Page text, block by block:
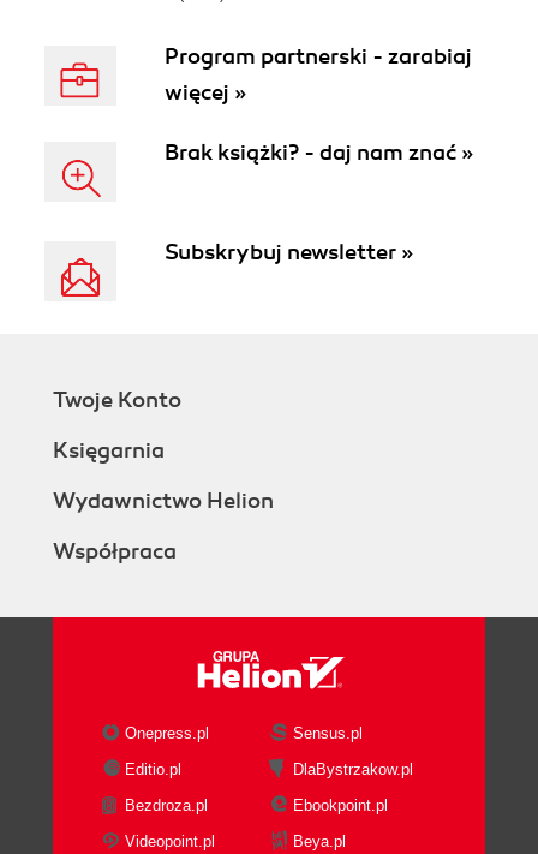
Program partnerski - zarabiaj
więcej »
Brak książki? - daj nam znać »
Subskrybuj newsletter »
Twoje Konto
Księgarnia
Wydawnictwo Helion
Współpraca
Onepress.pl
Sensus.pl
Editio.pl
DlaBystrzakow.pl
Bezdroza.pl
Ebookpoint.pl
Videopoint.pl
Beya.pl